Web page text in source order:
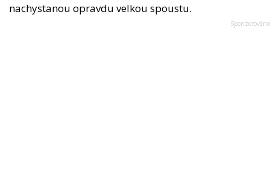
nachystanou opravdu velkou spoustu.